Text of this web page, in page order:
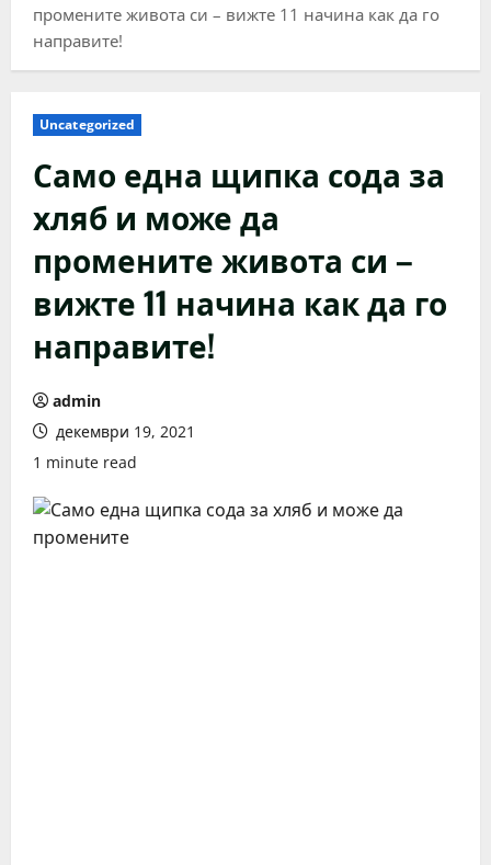
промените живота си – вижте 11 начина как да го
направите!
Uncategorized
Само една щипка сода за
хляб и може да
промените живота си –
вижте 11 начина как да го
направите!
admin
декември 19, 2021
1 minute read